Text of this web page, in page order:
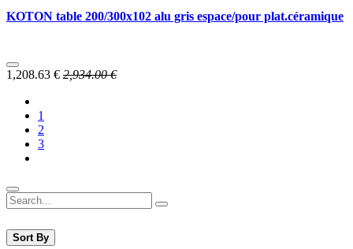
KOTON table 200/300x102 alu gris espace/pour plat.céramique
1,208.63 € 2,934.00€
1
2
3
Sort By